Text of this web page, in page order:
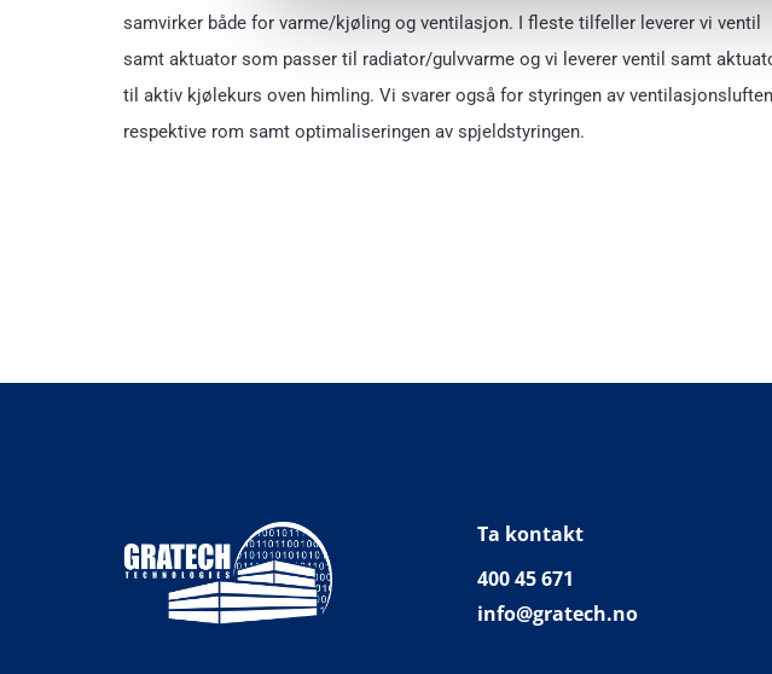
samvirker både for varme/kjøling og ventilasjon. I fleste tilfeller leverer vi ventil
samt aktuator som passer til radiator/gulvvarme og vi leverer ventil samt
til aktiv kjølekurs oven himling. Vi svarer også for styringen av
respektive rom samt optimaliseringen av spjeldstyringen.
Ta kontakt
400 45 671
info@gratech.no